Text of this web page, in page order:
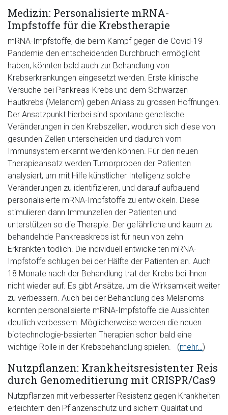
Medizin: Personalisierte mRNA-
Impfstoffe für die Krebstherapie
mRNA-Impfstoffe, die beim Kampf gegen die Covid-19
Pandemie den entscheidenden Durchbruch ermöglicht
haben, könnten bald auch zur Behandlung von
Krebserkrankungen eingesetzt werden. Erste klinische
Versuche bei Pankreas-Krebs und dem Schwarzen
Hautkrebs (Melanom) geben Anlass zu grossen Hoffnungen.
Der Ansatzpunkt hierbei sind spontane genetische
Veränderungen in den Krebszellen, wodurch sich diese von
gesunden Zellen unterscheiden und dadurch vom
Immunsystem erkannt werden können. Für den neuen
Therapieansatz werden Tumorproben der Patienten
analysiert, um mit Hilfe künstlicher Intelligenz solche
Veränderungen zu identifizieren, und darauf aufbauend
personalisierte mRNA-Impfstoffe zu entwickeln. Diese
stimulieren dann Immunzellen der Patienten und
unterstützen so die Therapie. Der gefährliche und kaum zu
behandelnde Pankreaskrebs ist für neun von zehn
Erkrankten tödlich. Die individuell entwickelten mRNA-
Impfstoffe schlugen bei der Hälfte der Patienten an. Auch
18 Monate nach der Behandlung trat der Krebs bei ihnen
nicht wieder auf. Es gibt Ansätze, um die Wirksamkeit weiter
zu verbessern. Auch bei der Behandlung des Melanoms
konnten personalisierte mRNA-Impfstoffe die Aussichten
deutlich verbessern. Möglicherweise werden die neuen
biotechnologie-basierten Therapien schon bald eine
wichtige Rolle in der Krebsbehandlung spielen. (mehr…)
Nutzpflanzen: Krankheitsresistenter Reis
durch Genomeditierung mit CRISPR/Cas9
Nutzpflanzen mit verbesserter Resistenz gegen Krankheiten
erleichtern den Pflanzenschutz und sichern Qualität und